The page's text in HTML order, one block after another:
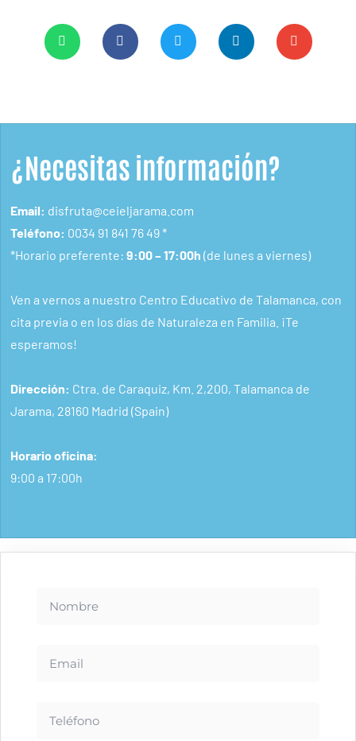
¿Necesitas información?
Email: disfruta@ceieljarama.com
Teléfono: 0034 91 841 76 49*
*Horario preferente: 9:00 – 17:00h (de lunes a viernes)
Ven a vernos a nuestro Centro Educativo de Talamanca, con
cita previa o en los días de Naturaleza en Familia. ¡Te
esperamos!
Dirección: Ctra. de Caraquiz, Km. 2,200, Talamanca de
Jarama, 28160 Madrid (Spain)
Horario oficina:
9:00 a 17:00h